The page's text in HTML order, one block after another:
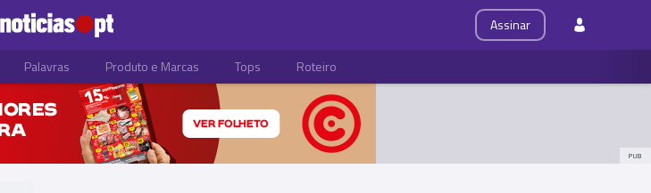
Assinar
Palavras Produto e Marcas Tops Roteiro
PUB